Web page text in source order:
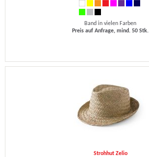
Band in vielen Farben
Preis auf Anfrage, mind. 50 Stk.
Strohhut Zelio